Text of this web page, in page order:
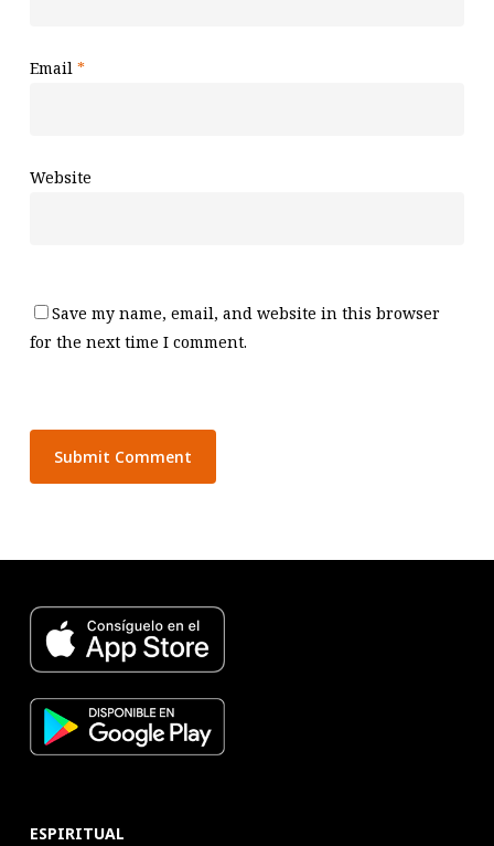
Email *
Website
Save my name, email, and website in this browser
for the next time I comment.
ESPIRITUAL